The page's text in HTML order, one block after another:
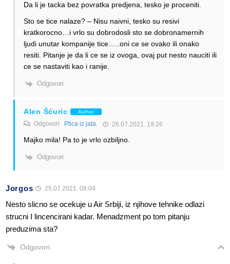
Da li je tacka bez povratka predjena, tesko je proceniti.
Sto se tice nalaze? – Nisu naivni, tesko su resivi
kratkorocno…i vrlo su dobrodosli sto se dobronamernih
ljudi unutar kompanije tice…..oni ce se ovako ili onako
resiti. Pitanje je da li ce se iz ovoga, ovaj put nesto nauciti ili
ce se nastaviti kao i ranije.
Odgovori
Alen Šćuric Author
Odgovori Ptica iz jata. 26.07.2021. 19:26
Majko mila! Pa to je vrlo ozbiljno.
Odgovori
Jorgos 25.07.2021. 08:04
Nesto slicno se ocekuje u Air Srbiji, iz njihove tehnike odlazi
strucni I lincencirani kadar. Menadzment po tom pitanju
preduzima sta?
Odgovori